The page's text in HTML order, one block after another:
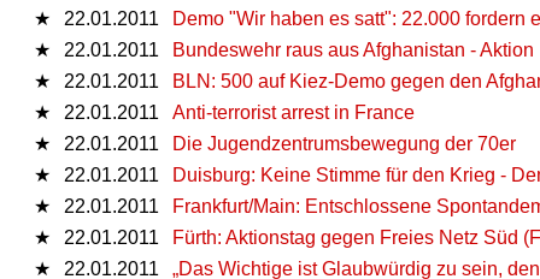
★
22.01.2011
Demo "Wir haben es satt": 22.000
★
22.01.2011
Bundeswehr raus aus Afghanistan -
★
22.01.2011
BLN: 500 auf Kiez-Demo gegen den
★
22.01.2011
Anti-terrorist arrest in France
★
22.01.2011
Die Jugendzentrumsbewegung der 70er
★
22.01.2011
Duisburg: Keine Stimme für den Krieg -
★
22.01.2011
Frankfurt/Main: Entschlossene
★
22.01.2011
Fürth: Aktionstag gegen Freies Netz Süd
★
22.01.2011
„Das Wichtige ist Glaubwürdig zu sein,